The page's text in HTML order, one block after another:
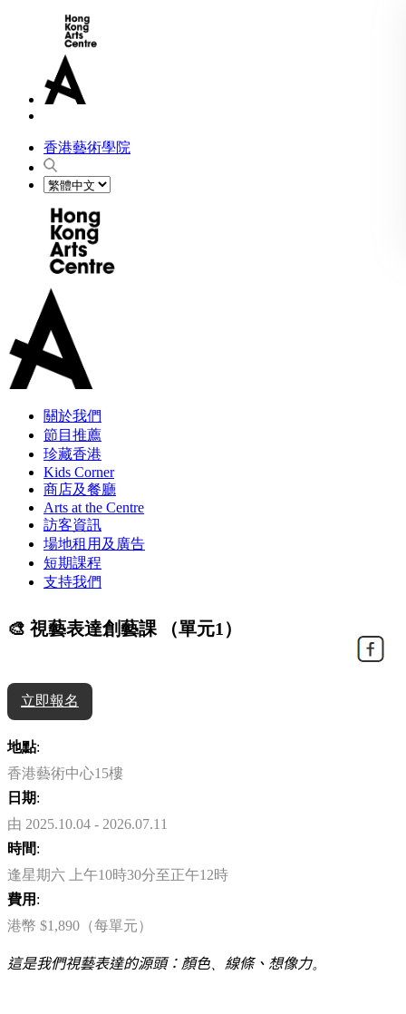
香港藝術學院
關於我們
節目推薦
珍藏香港
Kids Corner
商店及餐廳
Arts at the Centre
訪客資訊
場地租用及廣告
短期課程
支持我們
🎨 視藝表達創藝課 （單元1）
立即報名
地點:
香港藝術中心15樓
日期:
由 2025.10.04 - 2026.07.11
時間:
逢星期六 上午10時30分至正午12時
費用 :
港幣 $1,890（每單元）
這是我們視藝表達的源頭：顏色、 線條、想像力。